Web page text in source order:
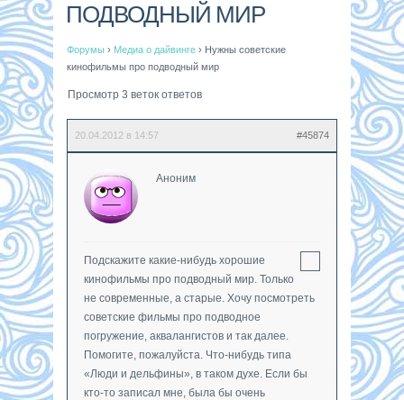
ПОДВОДНЫЙ МИР
Форумы › Медиа о дайвинге › Нужны советские
кинофильмы про подводный мир
Просмотр 3 веток ответов
20.04.2012 в 14:57 #45874
Аноним
Подскажите какие-нибудь хорошие
кинофильмы про подводный мир. Только
не современные, а старые. Хочу посмотреть
советские фильмы про подводное
погружение, аквалангистов и так далее.
Помогите, пожалуйста. Что-нибудь типа
«Люди и дельфины», в таком духе. Если бы
кто-то записал мне, была бы очень